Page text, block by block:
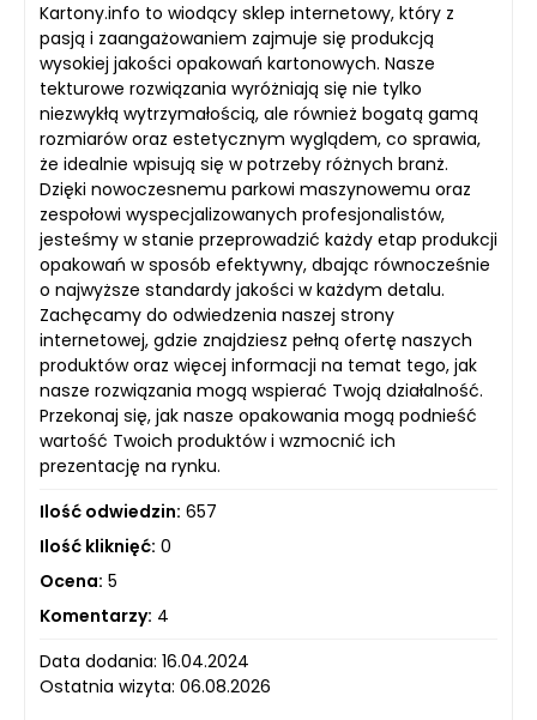
Kartony.info to wiodący sklep internetowy, który z
pasją i zaangażowaniem zajmuje się produkcją
wysokiej jakości opakowań kartonowych. Nasze
tekturowe rozwiązania wyróżniają się nie tylko
niezwykłą wytrzymałością, ale również bogatą gamą
rozmiarów oraz estetycznym wyglądem, co sprawia,
że idealnie wpisują się w potrzeby różnych branż.
Dzięki nowoczesnemu parkowi maszynowemu oraz
zespołowi wyspecjalizowanych profesjonalistów,
jesteśmy w stanie przeprowadzić każdy etap produkcji
opakowań w sposób efektywny, dbając równocześnie
o najwyższe standardy jakości w każdym detalu.
Zachęcamy do odwiedzenia naszej strony
internetowej, gdzie znajdziesz pełną ofertę naszych
produktów oraz więcej informacji na temat tego, jak
nasze rozwiązania mogą wspierać Twoją działalność.
Przekonaj się, jak nasze opakowania mogą podnieść
wartość Twoich produktów i wzmocnić ich
prezentację na rynku.
Ilość odwiedzin: 657
Ilość kliknięć: 0
Ocena: 5
Komentarzy: 4
Data dodania: 16.04.2024
Ostatnia wizyta: 06.08.2026